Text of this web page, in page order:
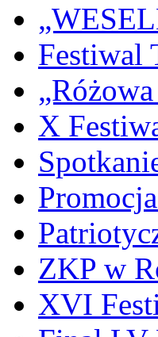
Festiwal
X
ZKP w
XVI